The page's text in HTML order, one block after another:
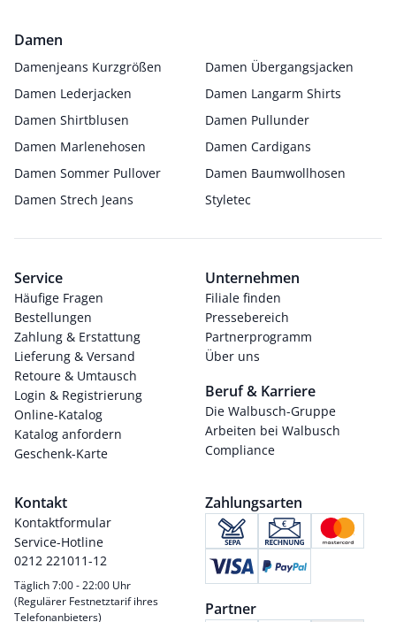
Damen
Damenjeans Kurzgrößen
Damen Übergangsjacken
Damen Lederjacken
Damen Langarm Shirts
Damen Shirtblusen
Damen Pullunder
Damen Marlenehosen
Damen Cardigans
Damen Sommer Pullover
Damen Baumwollhosen
Damen Strech Jeans
Styletec
Service
Häufige Fragen
Bestellungen
Zahlung & Erstattung
Lieferung & Versand
Retoure & Umtausch
Login & Registrierung
Online-Katalog
Katalog anfordern
Geschenk-Karte
Unternehmen
Filiale finden
Pressebereich
Partnerprogramm
Über uns
Beruf & Karriere
Die Walbusch-Gruppe
Arbeiten bei Walbusch
Compliance
Kontakt
Kontaktformular
Service-Hotline
0212 221011-12
Täglich 7:00 - 22:00 Uhr
(Regulärer Festnetztarif ihres
Telefonanbieters)
Zahlungsarten
Partner